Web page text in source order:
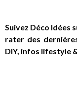
Suivez Déco Idées
rater des
DIY, infos lifestyle